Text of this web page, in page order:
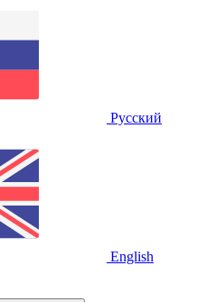
Русский
English